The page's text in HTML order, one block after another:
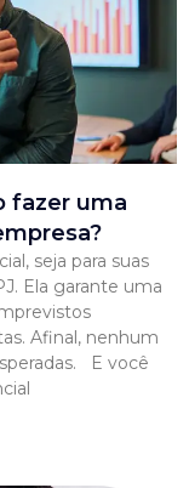
fazer uma
seja para suas
Ela garante uma
Afinal, nenhum
E você